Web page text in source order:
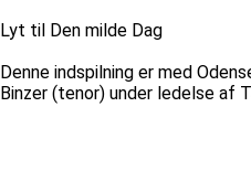
Lyt til Den milde Dag
Denne indspilning er med
Binzer (tenor) under ledelse af